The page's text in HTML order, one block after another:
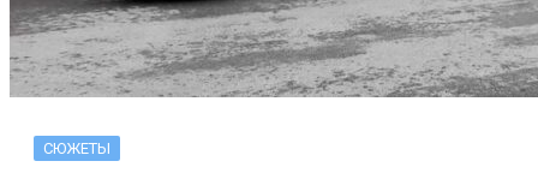
СЮЖЕТЫ